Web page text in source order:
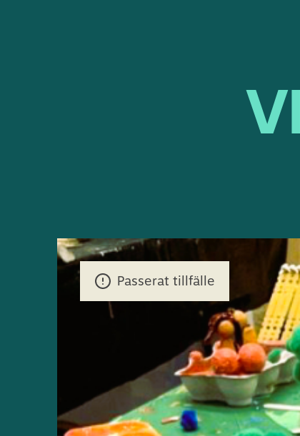
Passerat tillfälle